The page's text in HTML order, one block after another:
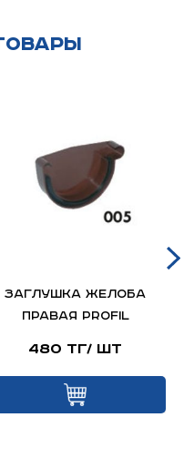
Заглушка желоба
правая PROFIL
480 тг/ шт